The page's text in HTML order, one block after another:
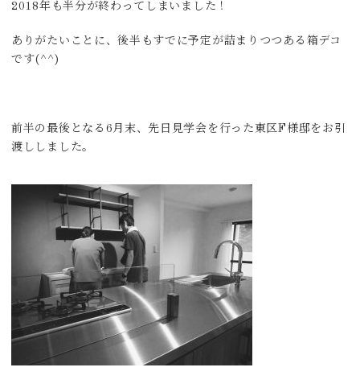
2018年も半分が終わってしまいました！
ありがたいことに、後半もすでに予定が詰まりつつある箱デコ
です(^^)
前半の最後となる6月末、先日見学会を行った東区F様邸をお引
渡ししました。